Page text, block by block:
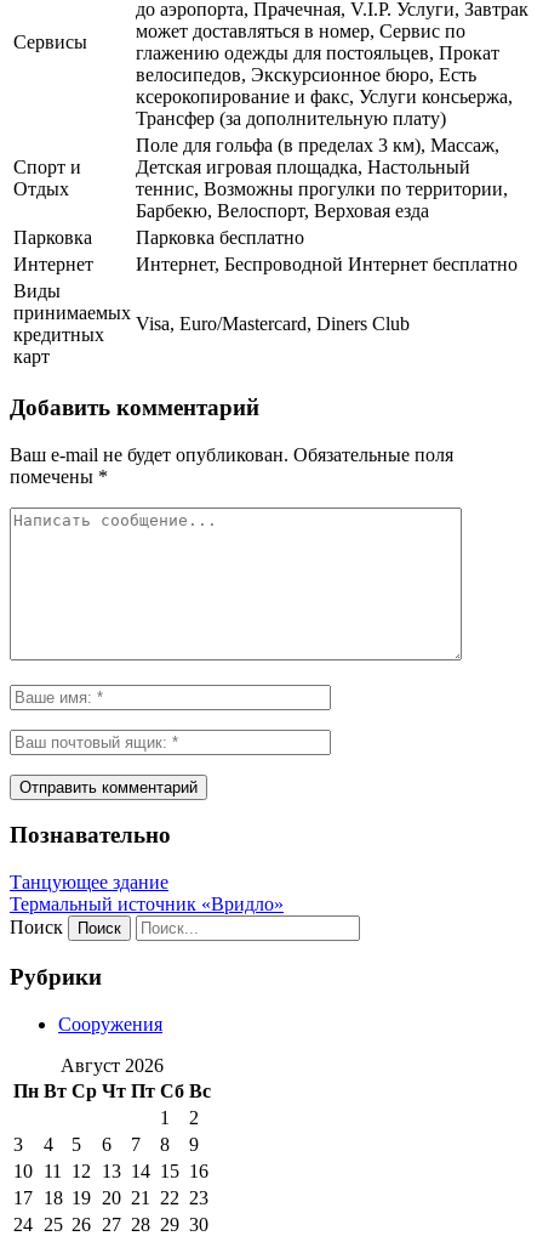
Сервисы
до аэропорта, Прачечная, V.I.P. Услуги, Завтрак
может доставляться в номер, Сервис по
глажению одежды для постояльцев, Прокат
велосипедов, Экскурсионное бюро, Есть
ксерокопирование и факс, Услуги консьержа,
Трансфер (за дополнительную плату)
Спорт и
Отдых
Поле для гольфа (в пределах 3 км), Массаж,
Детская игровая площадка, Настольный
теннис, Возможны прогулки по территории,
Барбекю, Велоспорт, Верховая езда
Парковка
Парковка бесплатно
Интернет
Интернет, Беспроводной Интернет бесплатно
Виды
принимаемых
кредитных
карт
Visa, Euro/Mastercard, Diners Club
Добавить комментарий
Ваш e-mail не будет опубликован. Обязательные поля
помечены *
Познавательно
Танцующее здание
Термальный источник «Вридло»
Поиск
Рубрики
Сооружения
Август 2026
Пн Вт Ср Чт Пт Сб Вс
1
2
3
4 5 6 7 8
9
10 11 12 13 14 15 16
17 18 19 20 21 22 23
24 25 26 27 28 29 30